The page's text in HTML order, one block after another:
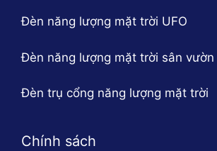
Đèn năng lượng mặt trời UFO
Đèn năng lượng mặt trời sân vườn
Đèn trụ cổng năng lượng mặt trời
Chính sách